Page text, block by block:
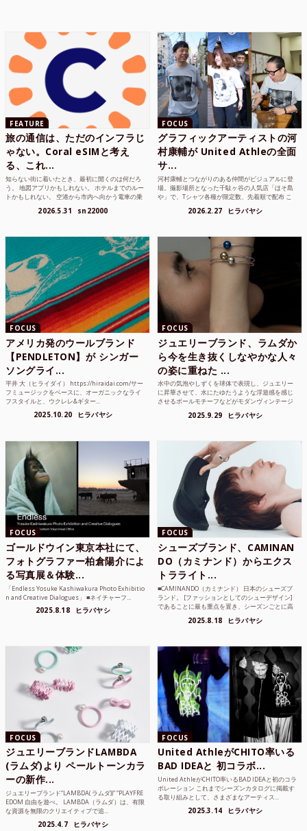
FEATURE
旅の通信は、ただのインフラじ
ゃない。Coral eSIMと考え
る、これ...
知らない街に着いたとき、最初に開くのは何だろ
う。 地図アプリかもしれない。 ホテルまでのルー
トかもしれない。 空港から市内へ向かう電車の乗
2026.5.31 sn22000
FOCUS
グラフィックアーティストの河
村康輔が United Athleの全面
サ...
河村康輔とつながりのある仲間がビジュアルに登
場。撮影場所となった千駄ヶ谷の人気店「ほそ島
や」で、Tシャツ各種が限定数、先着順で配布 こ
2026.2.27 ヒラバヤシ
FOCUS
アメリカ発のウールブランド
【PENDLETON】が シンガー
ソングライ...
平井 大（ヒライダイ） https://hiraidai.com/サー
フミュージックをベースに、オーガニックなライ
フスタイルと、ウクレレ&ギター...
2025.10.20 ヒラバヤシ
FOCUS
ジュエリーブランド、ラムダか
ら今を生き抜くしなやかな人々
の姿に重ねた ...
水中の気泡やしずくを球体で表現し、ジュエリー
に昇華させて、水にたゆたうような浮遊感を感じ
させるボールモチーフなどがモダンヴィンテージ
2025.9.29 ヒラバヤシ
FOCUS
ゴールドウイン東京本社にて、
フォトグラファー柏倉陽介によ
る写真展＆体験...
「Endless Yosuke Kashiwakura Photo Exhibitio
n and Creative Dialogues」 ■ネイチャーフ...
2025.8.18 ヒラバヤシ
FOCUS
シューズブランド、CAMINAN
DO（カミナンド）からエクス
トラライト...
■CAMINANDO（カミナンド） 日本のシューズブ
ランド。 [ファッションとしてのシューデザイン]
であることに最も重点を置き、シーズンごとに高
2025.8.18 ヒラバヤシ
FOCUS
ジュエリーブランドLAMBDA
(ラムダ)より ペールトーンカラ
ーの新作...
ジュエリーブランド“LAMBDA( ラムダ))” “PLAYFRE
EDOM 自由を遊べ。 LAMBDA（ラムダ）は、有限
な資源を無限のクリエイティブで追...
2025.4.7 ヒラバヤシ
FOCUS
United AthleがCHITO率いる
BAD IDEAと 初コラボ...
United AthleがCHITO率いるBAD IDEAと初のコラ
ボレーション これまでシーズンカタログに掲載す
る取り組みとして、さまざまなアーティス...
2025.3.14 ヒラバヤシ